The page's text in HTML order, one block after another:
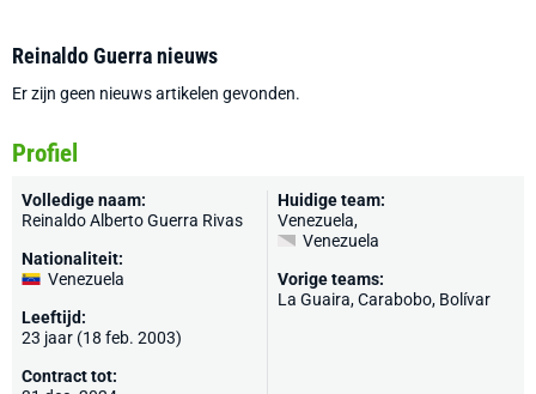
Reinaldo Guerra nieuws
Er zijn geen nieuws artikelen gevonden.
Profiel
Volledige naam:
Reinaldo Alberto Guerra Rivas
Nationaliteit:
Venezuela
Leeftijd:
23 jaar (18 feb. 2003)
Contract tot:
Huidige team:
Venezuela,
Venezuela
Vorige teams:
La Guaira, Carabobo, Bolívar